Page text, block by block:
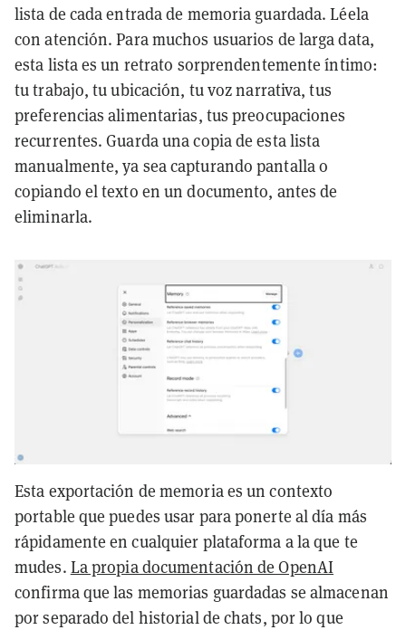
lista de cada entrada de memoria guardada. Léela
con atención. Para muchos usuarios de larga data,
esta lista es un retrato sorprendentemente íntimo:
tu trabajo, tu ubicación, tu voz narrativa, tus
preferencias alimentarias, tus preocupaciones
recurrentes. Guarda una copia de esta lista
manualmente, ya sea capturando pantalla o
copiando el texto en un documento, antes de
eliminarla.
Esta exportación de memoria es un contexto
portable que puedes usar para ponerte al día más
rápidamente en cualquier plataforma a la que te
mudes. La propia documentación de OpenAI
confirma que las memorias guardadas se almacenan
por separado del historial de chats, por lo que